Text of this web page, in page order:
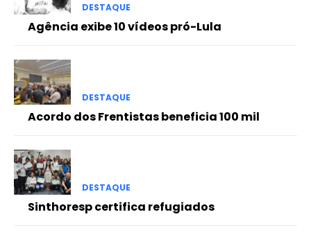
DESTAQUE
Agência exibe 10 vídeos pró-Lula
DESTAQUE
Acordo dos Frentistas beneficia 100 mil
DESTAQUE
Sinthoresp certifica refugiados